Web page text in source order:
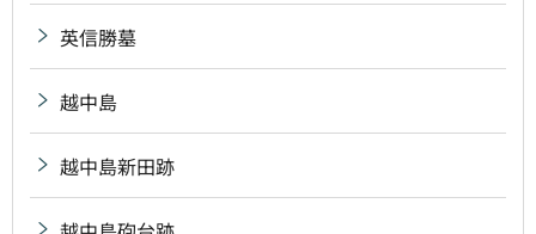
英信勝墓
越中島
越中島新田跡